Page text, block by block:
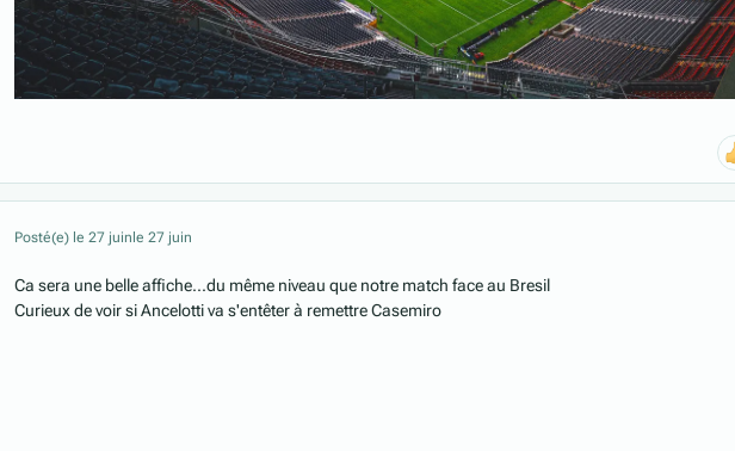
Posté(e) le 27 juinle 27 juin
Ca sera une belle affiche...du même niveau que notre match face au Bresil
Curieux de voir si Ancelotti va s'entêter à remettre Casemiro